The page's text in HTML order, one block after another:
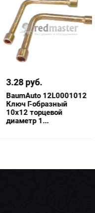
3.28 руб.
BaumAuto 12L0001012
Ключ Г-образный
10х12 торцевой
диаметр 1...